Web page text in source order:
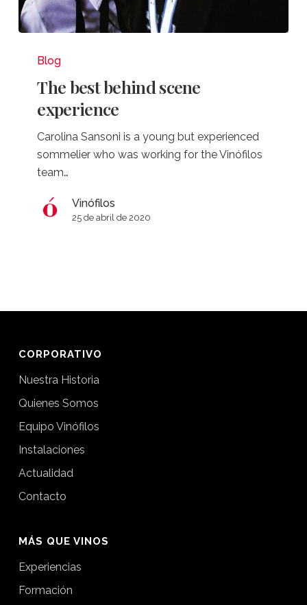
best
scene
experience
Blog
The best behind scene
experience
Carolina Sansoni is a young but experienced
sommelier who was working for the Vinófilos
team…
Vinófilos
25 de abril de 2020
CORPORATIVO
Nuestra Historia
Quienes Somos
Equipo Vinófilos
Instalaciones
Actualidad
Contacto
MÁS QUE VINOS
Experiencias
Formación